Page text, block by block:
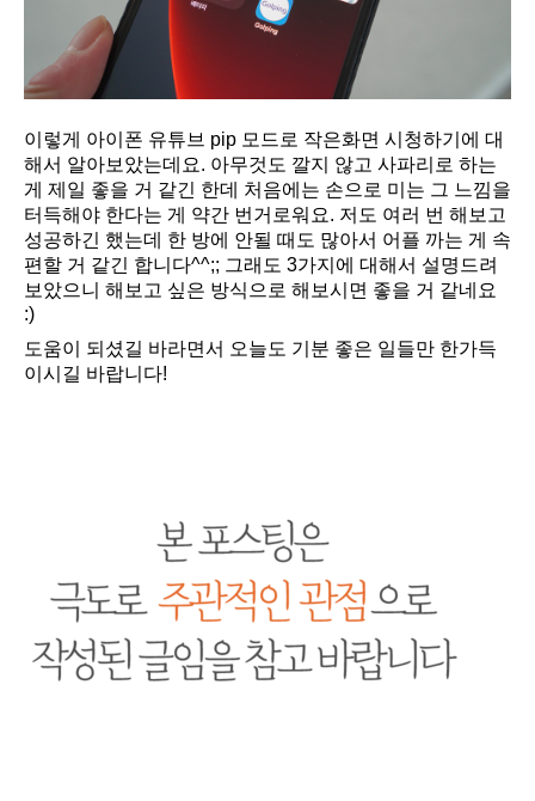
이렇게 아이폰 유튜브 pip 모드로 작은화면 시청하기에 대
해서 알아보았는데요. 아무것도 깔지 않고 사파리로 하는
게 제일 좋을 거 같긴 한데 처음에는 손으로 미는 그 느낌을
터득해야 한다는 게 약간 번거로워요. 저도 여러 번 해보고
성공하긴 했는데 한 방에 안될 때도 많아서 어플 까는 게 속
편할 거 같긴 합니다^^;; 그래도 3가지에 대해서 설명드려
보았으니 해보고 싶은 방식으로 해보시면 좋을 거 같네요
:)
도움이 되셨길 바라면서 오늘도 기분 좋은 일들만 한가득
이시길 바랍니다!